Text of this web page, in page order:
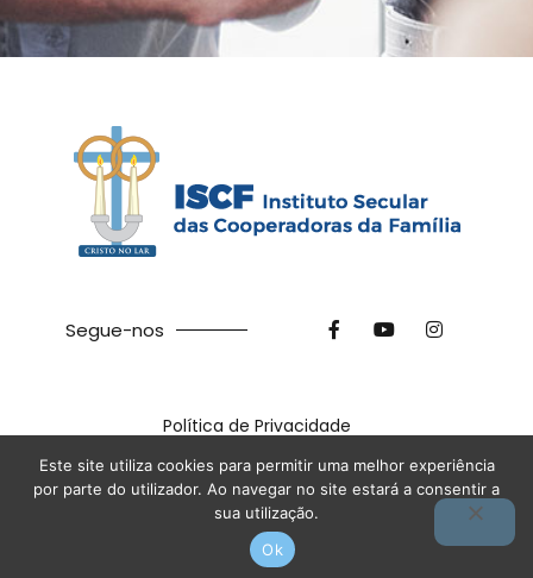
Segue-nos
Política de Privacidade
©2026ISCF. Feito com ❤ naTerra das Ideias
Este site utiliza cookies para permitir uma melhor experiência
por parte do utilizador. Ao navegar no site estará a consentir a
sua utilização.
Ok